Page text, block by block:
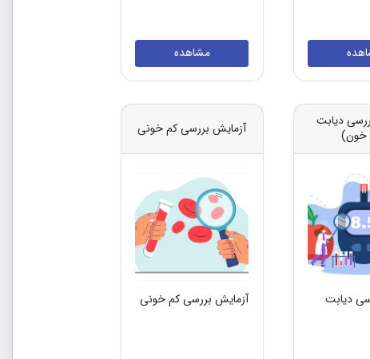
مشاهده
دیابت
خون)
دیابت
آزمایش بررسی کم خونی
آزمایش بررسی کم خونی